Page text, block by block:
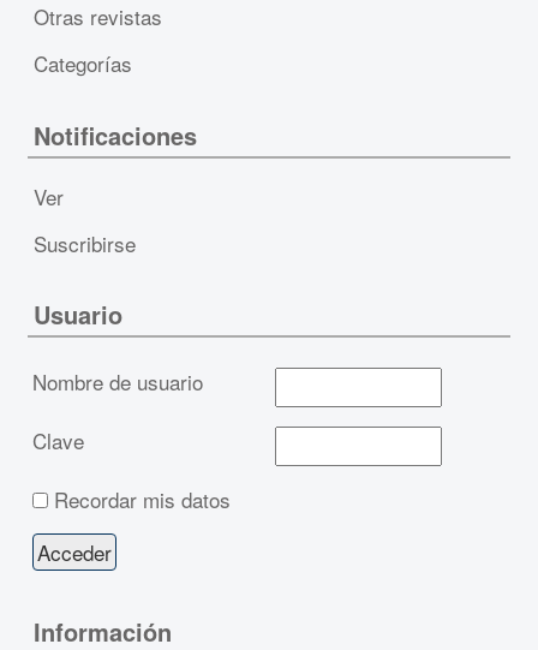
Otras revistas
Categorías
Notificaciones
Ver
Suscribirse
Usuario
Nombre de usuario
Clave
Recordar mis datos
Información